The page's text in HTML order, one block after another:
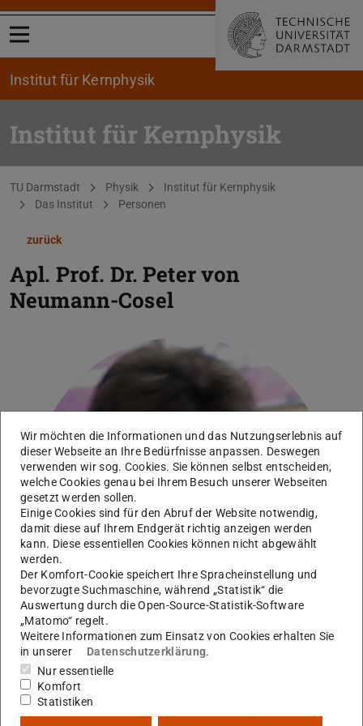
Menü öffnen
Institut für Kernphysik
Institut für Kernphysik
Sie befinden sich hier:
TU Darmstadt Physik
Institut für Kernphysik
Das Institut
Personen
zurück
Apl. Prof. Dr. Peter von
Neumann-Cosel
Arbeitsgebiet(e)
Elektronenstreuung, Wenig-Nukleon-Systeme
Wir möchten die Informationen und das Nutzungserlebnis auf
dieser Webseite an Ihre Bedürfnisse anpassen. Deswegen
verwenden wir sog. Cookies. Sie können selbst entscheiden,
welche Cookies genau bei Ihrem Besuch unserer Webseiten
gesetzt werden sollen.
Einige Cookies sind für den Abruf der Website notwendig,
damit diese auf Ihrem Endgerät richtig anzeigen werden
kann. Diese essentiellen Cookies können nicht abgewählt
werden.
Der Komfort-Cookie speichert Ihre Spracheinstellung und
bevorzugte Suchmaschine, während „Statistik“ die
Auswertung durch die Open-Source-Statistik-Software
„Matomo“ regelt.
Weitere Informationen zum Einsatz von Cookies erhalten Sie
in unserer
Datenschutzerklärung.
Nur essentielle
Komfort
Statistiken